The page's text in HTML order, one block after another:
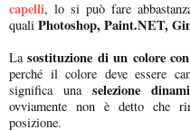
capelli, lo si può fare
quali Photoshop, Paint.NET,
Lasostituzione di un colore
perché il colore deve essere
significa una selezione
ovviamente non è detto che
posizione.